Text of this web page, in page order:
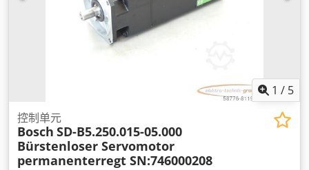
1 / 5
控制单元
Bosch SD-B5.250.015-05.000
Bürstenloser Servomotor
permanenterregt SN:746000208